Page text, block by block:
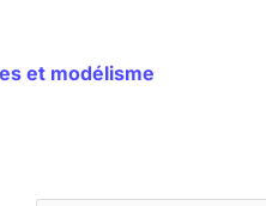
et modélisme